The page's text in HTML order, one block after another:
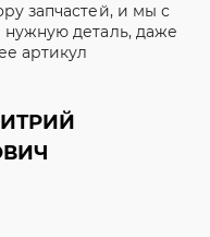
запчастей, и мы с
деталь, даже
артикул